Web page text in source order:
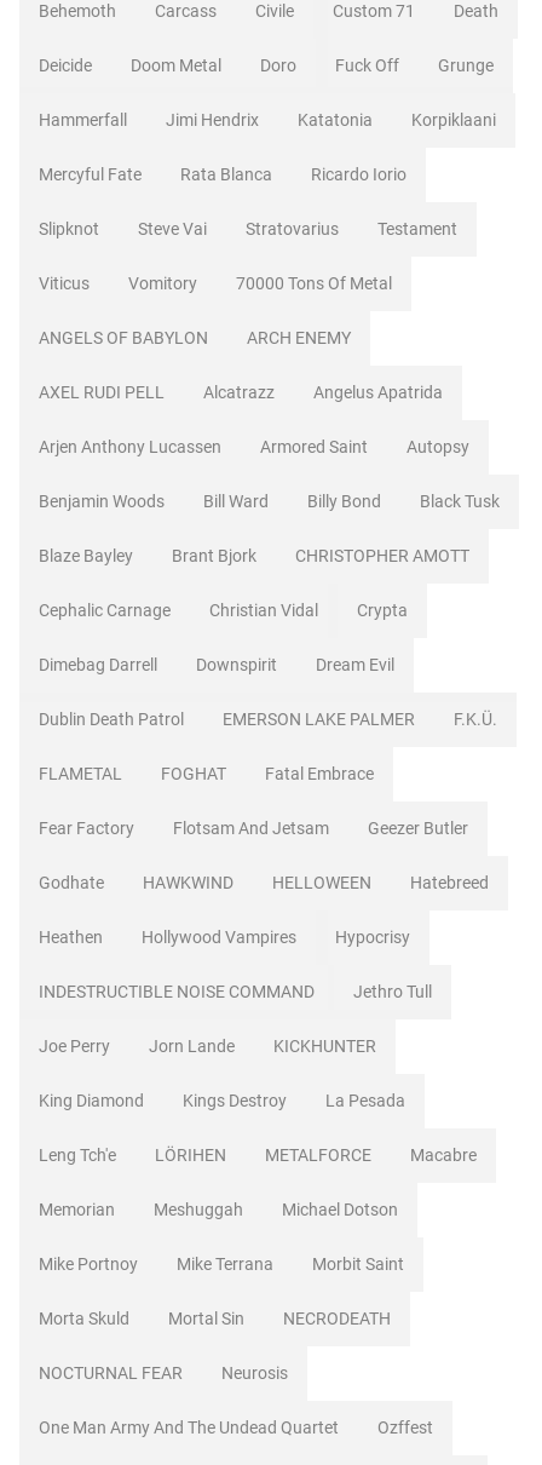
Behemoth Carcass Civile Custom 71 Death
Deicide Doom Metal Doro Fuck Off Grunge
Hammerfall Jimi Hendrix Katatonia Korpiklaani
Mercyful Fate Rata Blanca Ricardo Iorio
Slipknot Steve Vai Stratovarius Testament
Viticus Vomitory 70000 Tons Of Metal
ANGELS OF BABYLON ARCH ENEMY
AXEL RUDI PELL Alcatrazz Angelus Apatrida
Arjen Anthony Lucassen Armored Saint Autopsy
Benjamin Woods Bill Ward Billy Bond Black Tusk
Blaze Bayley Brant Bjork CHRISTOPHER AMOTT
Cephalic Carnage Christian Vidal Crypta
Dimebag Darrell Downspirit Dream Evil
Dublin Death Patrol EMERSON LAKE PALMER F.K.Ü.
FLAMETAL FOGHAT Fatal Embrace
Fear Factory Flotsam And Jetsam Geezer Butler
Godhate HAWKWIND HELLOWEEN Hatebreed
Heathen Hollywood Vampires Hypocrisy
INDESTRUCTIBLE NOISE COMMAND Jethro Tull
Joe Perry Jorn Lande KICKHUNTER
King Diamond Kings Destroy La Pesada
Leng Tch'e LÖRIHEN METALFORCE Macabre
Memorian Meshuggah Michael Dotson
Mike Portnoy Mike Terrana Morbit Saint
Morta Skuld Mortal Sin NECRODEATH
NOCTURNAL FEAR Neurosis
One Man Army And The Undead Quartet Ozffest